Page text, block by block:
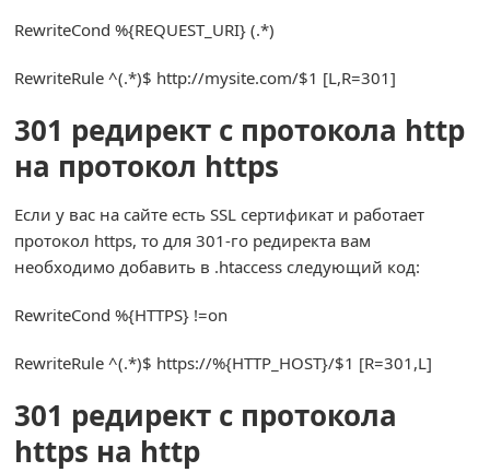
RewriteCond %{REQUEST_URI} (.*)
RewriteRule ^(.*)$ http://mysite.com/$1 [L,R=301]
301 редирект с протокола http
на протокол https
Если у вас на сайте есть SSL сертификат и работает
протокол https, то для 301-го редиректа вам
необходимо добавить в .htaccess следующий код:
RewriteCond %{HTTPS} !=on
RewriteRule ^(.*)$ https://%{HTTP_HOST}/$1 [R=301,L]
301 редирект с протокола
https на http